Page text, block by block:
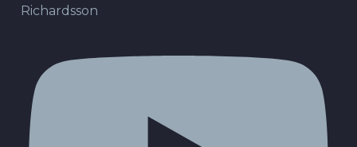
Richardsson